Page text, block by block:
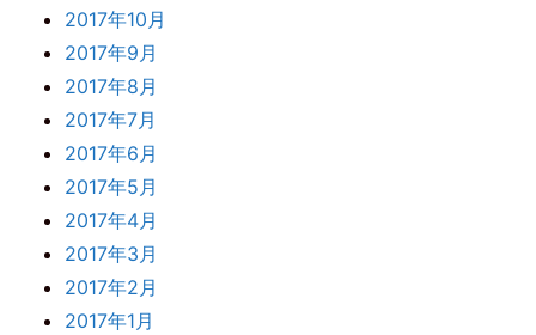
2017年10月
2017年9月
2017年8月
2017年7月
2017年6月
2017年5月
2017年4月
2017年3月
2017年2月
2017年1月